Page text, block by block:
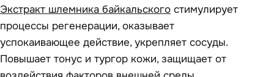
Экстракт шлемника байкальского стимулирует
процессы регенерации, оказывает
успокаивающее действие, укрепляет сосуды.
Повышает тонус и тургор кожи, защищает от